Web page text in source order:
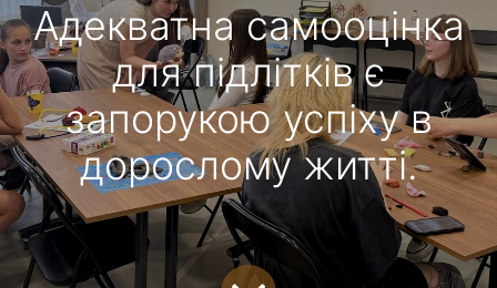
Адекватна самооцінка
для підлітків є
запорукою успіху в
дорослому житті.